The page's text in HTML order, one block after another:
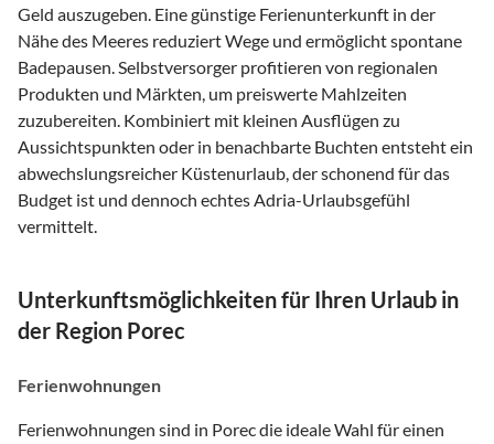
Geld auszugeben. Eine günstige Ferienunterkunft in der
Nähe des Meeres reduziert Wege und ermöglicht spontane
Badepausen. Selbstversorger profitieren von regionalen
Produkten und Märkten, um preiswerte Mahlzeiten
zuzubereiten. Kombiniert mit kleinen Ausflügen zu
Aussichtspunkten oder in benachbarte Buchten entsteht ein
abwechslungsreicher Küstenurlaub, der schonend für das
Budget ist und dennoch echtes Adria-Urlaubsgefühl
vermittelt.
Unterkunftsmöglichkeiten für Ihren Urlaub in
der Region Porec
Ferienwohnungen
Ferienwohnungen sind in Porec die ideale Wahl für einen